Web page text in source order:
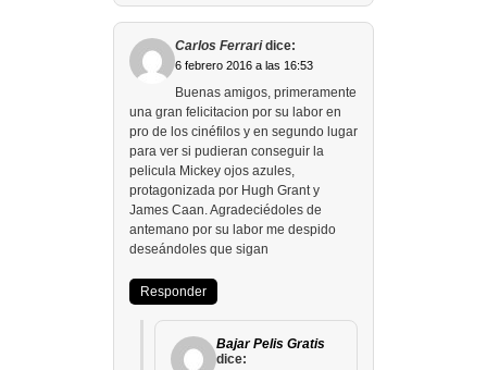
Carlos Ferrari dice:
6 febrero 2016 a las 16:53
Buenas amigos, primeramente
una gran felicitacion por su labor en
pro de los cinéfilos y en segundo lugar
para ver si pudieran conseguir la
pelicula Mickey ojos azules,
protagonizada por Hugh Grant y
James Caan. Agradeciédoles de
antemano por su labor me despido
deseándoles que sigan
Responder
Bajar Pelis Gratis
dice: